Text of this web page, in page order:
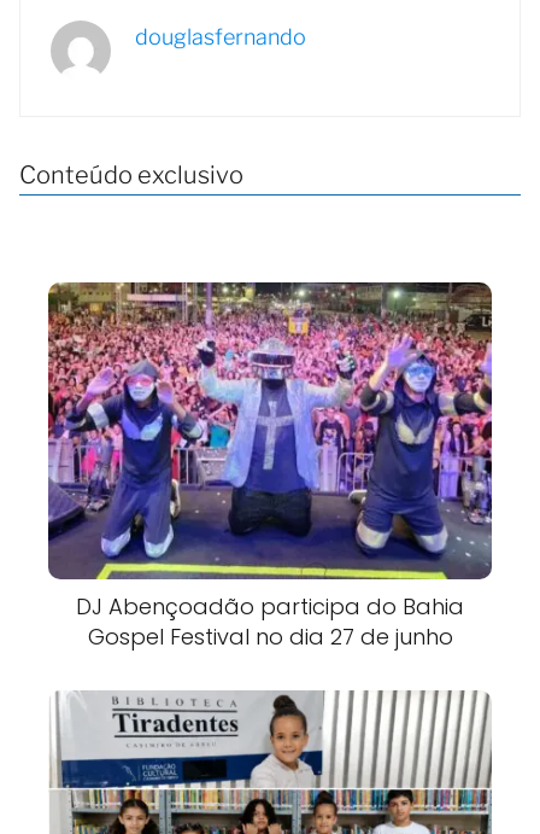
douglasfernando
Conteúdo exclusivo
DJ Abençoadão participa do Bahia
Gospel Festival no dia 27 de junho